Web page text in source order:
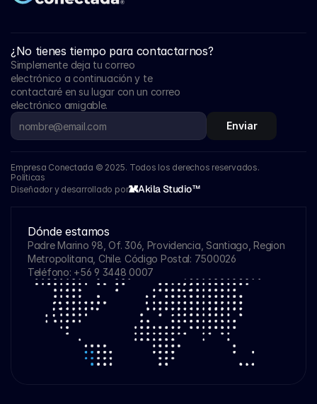
¿No tienes tiempo para contactarnos?
Simplemente deja tu correo
electrónico a continuación y te
contactaré en su lugar con un correo
electrónico amigable.
Enviar
Empresa Conectada © 2025. Todos los derechos reservados.
Políticas
Diseñador y desarrollado por
Akila Studio™
Dónde estamos
Padre Marino 98, Of. 306, Providencia, Santiago, Region
Metropolitana, Chile. Código Postal: 7500026
Teléfono: +56 9 3448 0007